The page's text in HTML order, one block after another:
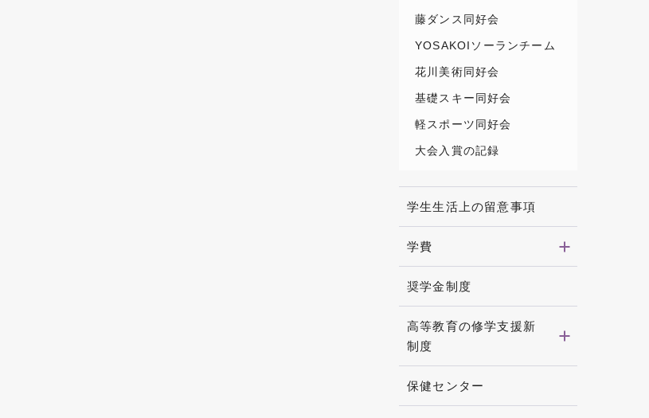
藤ダンス同好会
YOSAKOIソーランチーム
花川美術同好会
基礎スキー同好会
軽スポーツ同好会
大会入賞の記録
学生生活上の留意事項
学費
奨学金制度
高等教育の修学支援新
制度
保健センター